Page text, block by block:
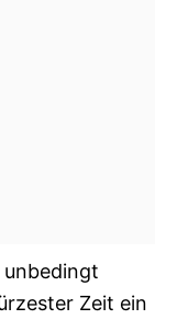
unbedingt
Zeit ein